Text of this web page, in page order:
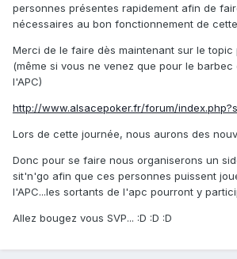
personnes présentes rapidement afin de
nécessaires au bon fonctionnement de
Merci de le faire dès maintenant sur le topic
(même si vous ne venez que pour le
l'APC)
http://www.alsacepoker.fr/forum/
Lors de cette journée, nous aurons des
Donc pour se faire nous organiserons un
sit'n'go afin que ces personnes puissent
l'APC...les sortants de l'apc pourront y
Allez bougez vous SVP... :D :D :D